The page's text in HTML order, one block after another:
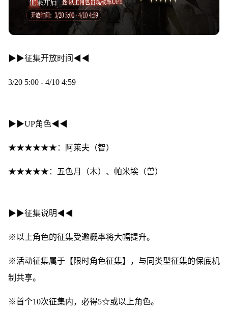
▶▶征集开放时间◀◀
3/20 5:00 - 4/10 4:59
▶▶UP角色◀◀
★★★★★★：阿莱夫（智）
★★★★★：五色月（木）、帕米埃（兽）
▶▶征集说明◀◀
※以上角色的征集受邀概率将大幅提升。
※活动征集属于【限时角色征集】，与同类型征集的保底机
制共享。
※首个10次征集内，必得5☆或以上角色。